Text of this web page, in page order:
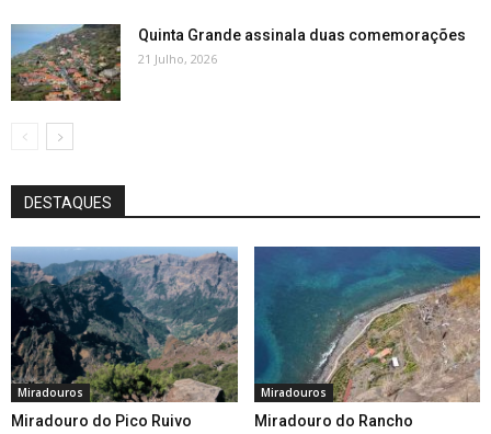
Quinta Grande assinala duas comemorações
21 Julho, 2026
DESTAQUES
Miradouros
Miradouro do Pico Ruivo
Miradouros
Miradouro do Rancho